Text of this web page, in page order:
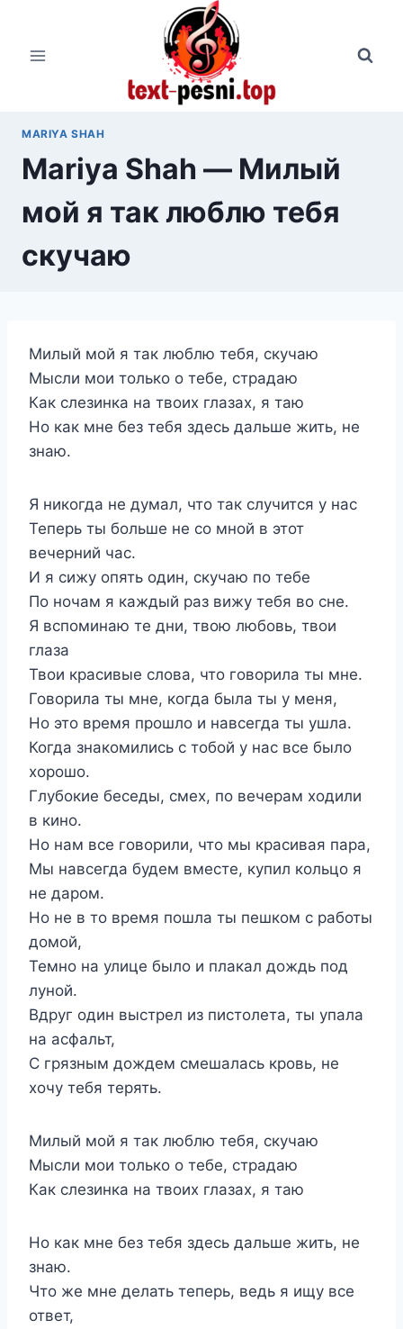
содержимому
MARIYA SHAH
Mariya Shah — Милый
мой я так люблю тебя
скучаю
Милый мой я так люблю тебя, скучаю
Мысли мои только о тебе, страдаю
Как слезинка на твоих глазах, я таю
Но как мне без тебя здесь дальше жить, не
знаю.
Я никогда не думал, что так случится у нас
Теперь ты больше не со мной в этот
вечерний час.
И я сижу опять один, скучаю по тебе
По ночам я каждый раз вижу тебя во сне.
Я вспоминаю те дни, твою любовь, твои
глаза
Твои красивые слова, что говорила ты мне.
Говорила ты мне, когда была ты у меня,
Но это время прошло и навсегда ты ушла.
Когда знакомились с тобой у нас все было
хорошо.
Глубокие беседы, смех, по вечерам ходили
в кино.
Но нам все говорили, что мы красивая пара,
Мы навсегда будем вместе, купил кольцо я
не даром.
Но не в то время пошла ты пешком с работы
домой,
Темно на улице было и плакал дождь под
луной.
Вдруг один выстрел из пистолета, ты упала
на асфальт,
С грязным дождем смешалась кровь, не
хочу тебя терять.
Милый мой я так люблю тебя, скучаю
Мысли мои только о тебе, страдаю
Как слезинка на твоих глазах, я таю
Но как мне без тебя здесь дальше жить, не
знаю.
Что же мне делать теперь, ведь я ищу все
ответ,